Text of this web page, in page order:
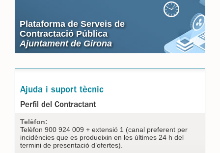
Plataforma de Serveis de
Contractació Pública
Ajuntament de Girona
Ajuda i suport tècnic
Perfil del Contractant
Telèfon:
Telèfon 900 924 009 + extensió 1 (canal preferent per
incidències que es produeixin en les últimes 24 h del
termini de presentació d’ofertes).